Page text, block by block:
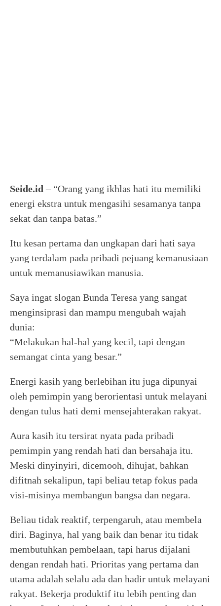
Seide.id – “Orang yang ikhlas hati itu memiliki
energi ekstra untuk mengasihi sesamanya tanpa
sekat dan tanpa batas.”
Itu kesan pertama dan ungkapan dari hati saya
yang terdalam pada pribadi pejuang kemanusiaan
untuk memanusiawikan manusia.
Saya ingat slogan Bunda Teresa yang sangat
menginsiprasi dan mampu mengubah wajah
dunia:
“Melakukan hal-hal yang kecil, tapi dengan
semangat cinta yang besar.”
Energi kasih yang berlebihan itu juga dipunyai
oleh pemimpin yang berorientasi untuk melayani
dengan tulus hati demi mensejahterakan rakyat.
Aura kasih itu tersirat nyata pada pribadi
pemimpin yang rendah hati dan bersahaja itu.
Meski dinyinyiri, dicemooh, dihujat, bahkan
difitnah sekalipun, tapi beliau tetap fokus pada
visi-misinya membangun bangsa dan negara.
Beliau tidak reaktif, terpengaruh, atau membela
diri. Baginya, hal yang baik dan benar itu tidak
membutuhkan pembelaan, tapi harus dijalani
dengan rendah hati. Prioritas yang pertama dan
utama adalah selalu ada dan hadir untuk melayani
rakyat. Bekerja produktif itu lebih penting dan